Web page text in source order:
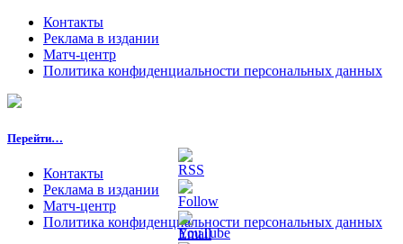
Контакты
Реклама в издании
Матч-центр
Политика конфиденциальности персональных данных
Перейти…
Контакты
Реклама в издании
Матч-центр
Политика конфиденциальности персональных данных